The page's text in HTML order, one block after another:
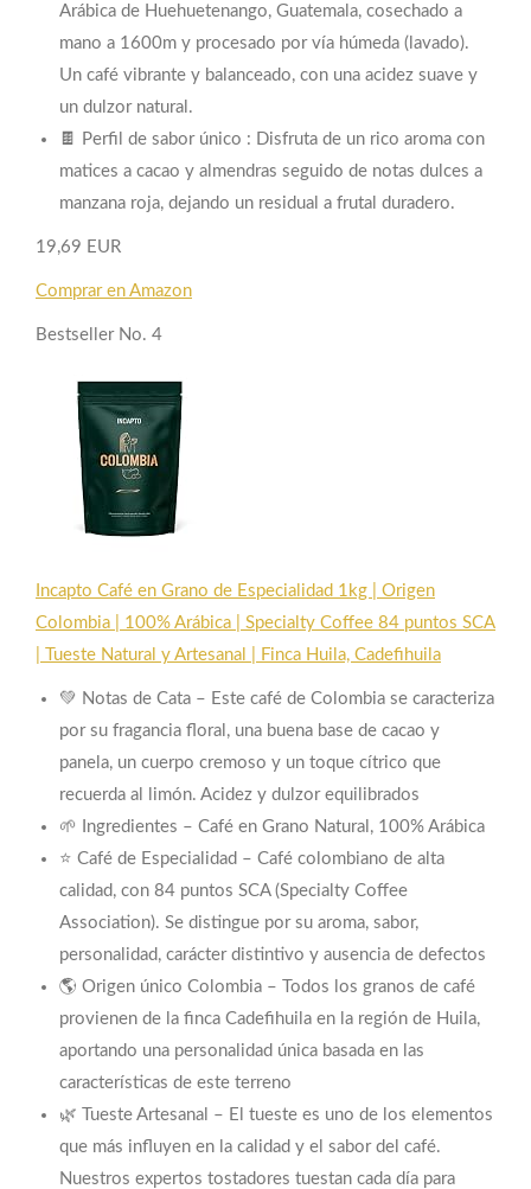
Arábica de Huehuetenango, Guatemala, cosechado a
mano a 1600m y procesado por vía húmeda (lavado).
Un café vibrante y balanceado, con una acidez suave y
un dulzor natural.
🍫 Perfil de sabor único : Disfruta de un rico aroma con
matices a cacao y almendras seguido de notas dulces a
manzana roja, dejando un residual a frutal duradero.
19,69 EUR
Comprar en Amazon
Bestseller No. 4
Incapto Café en Grano de Especialidad 1kg | Origen
Colombia | 100% Arábica | Specialty Coffee 84 puntos SCA
| Tueste Natural y Artesanal | Finca Huila, Cadefihuila
💚 Notas de Cata – Este café de Colombia se caracteriza
por su fragancia floral, una buena base de cacao y
panela, un cuerpo cremoso y un toque cítrico que
recuerda al limón. Acidez y dulzor equilibrados
🌱 Ingredientes – Café en Grano Natural, 100% Arábica
⭐ Café de Especialidad – Café colombiano de alta
calidad, con 84 puntos SCA (Specialty Coffee
Association). Se distingue por su aroma, sabor,
personalidad, carácter distintivo y ausencia de defectos
🌎 Origen único Colombia – Todos los granos de café
provienen de la finca Cadefihuila en la región de Huila,
aportando una personalidad única basada en las
características de este terreno
🌿 Tueste Artesanal – El tueste es uno de los elementos
que más influyen en la calidad y el sabor del café.
Nuestros expertos tostadores tuestan cada día para